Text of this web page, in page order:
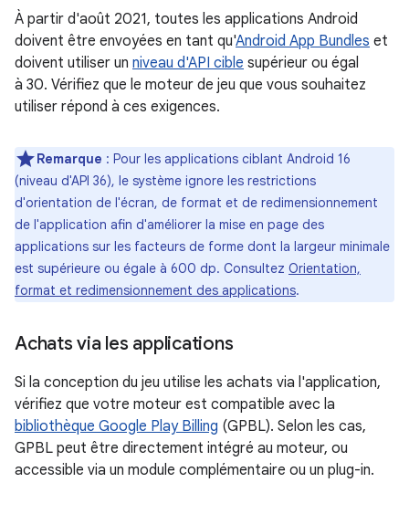
À partir d'août 2021, toutes les applications Android
doivent être envoyées en tant qu'Android App Bundles et
doivent utiliser un niveau d'API cible supérieur ou égal
à 30. Vérifiez que le moteur de jeu que vous souhaitez
utiliser répond à ces exigences.
Remarque : Pour les applications ciblant Android 16
(niveau d'API 36), le système ignore les restrictions
d'orientation de l'écran, de format et de redimensionnement
de l'application afin d'améliorer la mise en page des
applications sur les facteurs de forme dont la largeur minimale
est supérieure ou égale à 600 dp. Consultez Orientation,
format et redimensionnement des applications.
Achats via les applications
Si la conception du jeu utilise les achats via l'application,
vérifiez que votre moteur est compatible avec la
bibliothèque Google Play Billing (GPBL). Selon les cas,
GPBL peut être directement intégré au moteur, ou
accessible via un module complémentaire ou un plug-in.